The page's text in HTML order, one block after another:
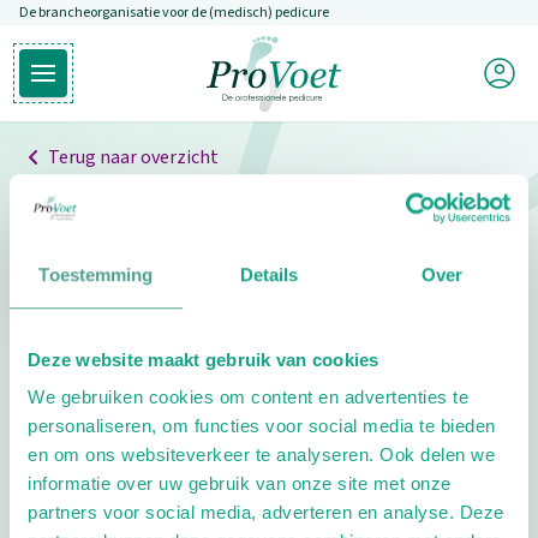
Toestemming Details Over
Deze website maakt gebruik van cookies
We gebruiken cookies om content en advertenties te
personaliseren, om functies voor social media te bieden
en om ons websiteverkeer te analyseren. Ook delen we
informatie over uw gebruik van onze site met onze
partners voor social media, adverteren en analyse. Deze
Overslaan en naar de inhoud gaan
De brancheorganisatie voor de (medisch) pedicure
Open hoofdmenu
Ga naar de homepagina
Mijn
Terug naar overzicht
Professionals
Pedicure niet gevonden
pedicure.